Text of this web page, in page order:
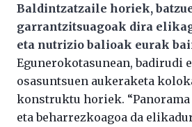
Baldintzatzaile horiek,
garrantzitsuagoak dira
eta nutrizio balioak eurak
Egunerokotasunean, badirudi
osasuntsuen aukeraketa
konstruktu horiek.
eta beharrezkoagoa da